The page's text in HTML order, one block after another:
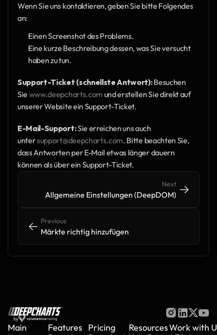
Wenn Sie uns kontaktieren, geben Sie bitte Folgendes
an:
Einen Screenshot des Problems.
Eine kurze Beschreibung dessen, was Sie versucht
haben zu tun.
Support-Ticket (schnellste Antwort): Besuchen
Sie www.deepcharts.com und erstellen Sie direkt auf
unserer Website ein Support-Ticket.
E-Mail-Support: Sie erreichen uns auch
unter support@deepcharts.com. Bitte beachten Sie,
dass Antworten per E-Mail etwas länger dauern
können als über ein Support-Ticket.
<- <-
Previous
Märkte richtig hinzufügen
Next
Allgemeine Einstellungen (DeepDOM)
-> ->
by
Main Features Pricing ResourcesWork with